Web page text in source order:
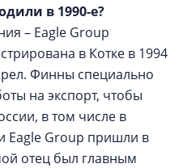
в 1990-е?
– Eagle Group
в Котке в 1994
Финны специально
на экспорт, чтобы
в том числе в
Eagle Group пришли в
отец был главным